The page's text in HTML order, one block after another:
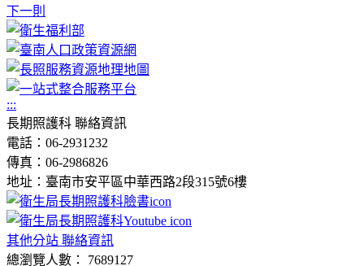
下一則
:::
長期照護科 聯絡資訊
電話：06-2931232
傳真：06-2986826
地址：臺南市安平區中華西路2段315號6樓
其他分站 聯絡資訊
總瀏覽人數： 7689127